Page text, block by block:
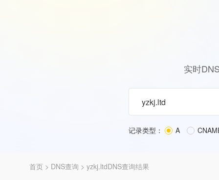
实时
记录类型： A
首页 > DNS查询 > yzkj.ltdDNS查询结果